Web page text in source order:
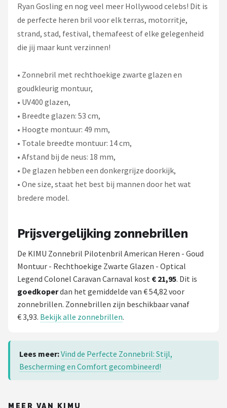
Ryan Gosling en nog veel meer Hollywood celebs! Dit is
de perfecte heren bril voor elk terras, motorritje,
strand, stad, festival, themafeest of elke gelegenheid
die jij maar kunt verzinnen!
• Zonnebril met rechthoekige zwarte glazen en
goudkleurig montuur,
• UV400 glazen,
• Breedte glazen: 53 cm,
• Hoogte montuur: 49 mm,
• Totale breedte montuur: 14 cm,
• Afstand bij de neus: 18 mm,
• De glazen hebben een donkergrijze doorkijk,
• One size, staat het best bij mannen door het wat
bredere model.
Prijsvergelijking zonnebrillen
De KIMU Zonnebril Pilotenbril American Heren - Goud
Montuur - Rechthoekige Zwarte Glazen - Optical
Legend Colonel Caravan Carnaval kost € 21,95. Dit is
goedkoperdan het gemiddelde van € 54,82 voor
zonnebrillen. Zonnebrillen zijn beschikbaar vanaf
€ 3,93. Bekijk alle zonnebrillen.
Lees meer:Vind de Perfecte Zonnebril: Stijl,
Bescherming en Comfort gecombineerd!
MEER VAN KIMU